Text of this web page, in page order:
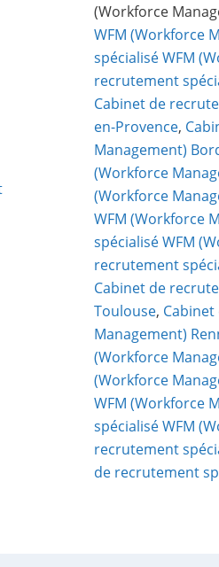
(Workforce
WFM (Workforce
spécialisé WFM
recrutement
Cabinet de
en-Provence,
Management)
(Workforce
(Workforce
WFM (Workforce
spécialisé WFM
recrutement
Cabinet de
Toulouse,
Management)
(Workforce
(Workforce
WFM (Workforce
spécialisé WFM
recrutement
de recrutement